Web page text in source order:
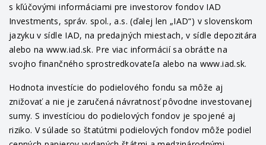
s kľúčovými informáciami pre investorov fondov IAD
Investments, správ. spol., a.s. (ďalej len „IAD“) v slovenskom
jazyku v sídle IAD, na predajných miestach, v sídle depozitára
alebo na www.iad.sk. Pre viac informácií sa obráťte na
svojho finančného sprostredkovateľa alebo na www.iad.sk.
Hodnota investície do podielového fondu sa môže aj
znižovať a nie je zaručená návratnosť pôvodne investovanej
sumy. S investíciou do podielových fondov je spojené aj
riziko. V súlade so štatútmi podielových fondov môže podiel